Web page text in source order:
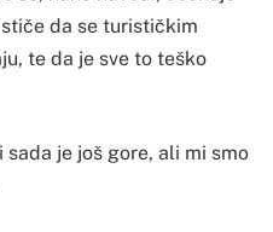
da se turističkim
te da je sve to teško
je još gore, ali mi smo